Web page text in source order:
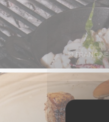
© FRANGINE